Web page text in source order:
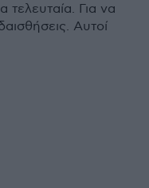
Για να
Αυτοί